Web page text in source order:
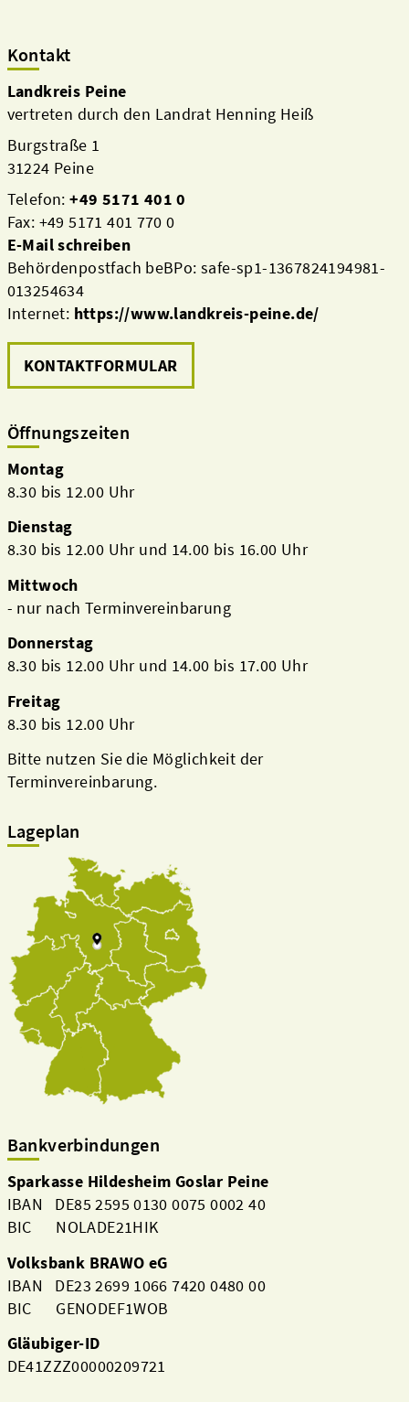
Kontakt
Landkreis Peine
vertreten durch den Landrat Henning Heiß
Burgstraße 1
31224 Peine
Telefon:+49 5171 401 0
Fax: +49 5171 401 770 0
E-Mail schreiben
Behördenpostfach beBPo: safe-sp1-1367824194981-
013254634
Internet: https://www.landkreis-peine.de/
KONTAKTFORMULAR
Öffnungszeiten
Montag
8.30 bis 12.00 Uhr
Dienstag
8.30 bis 12.00 Uhr und 14.00 bis 16.00 Uhr
Mittwoch
- nur nach Terminvereinbarung
Donnerstag
8.30 bis 12.00 Uhr und 14.00 bis 17.00 Uhr
Freitag
8.30 bis 12.00 Uhr
Bitte nutzen Sie die Möglichkeit der
Terminvereinbarung.
Lageplan
Bankverbindungen
Sparkasse Hildesheim Goslar Peine
IBAN DE85 2595 0130 0075 0002 40
BIC NOLADE21HIK
Volksbank BRAWO eG
IBAN DE23 2699 1066 7420 0480 00
BIC GENODEF1WOB
Gläubiger-ID
DE41ZZZ00000209721